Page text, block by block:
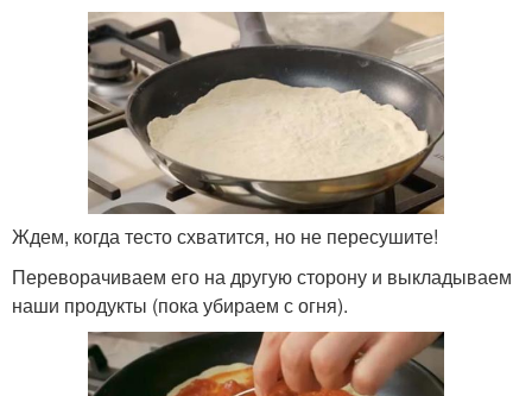
Ждем, когда тесто схватится, но не пересушите!
Переворачиваем его на другую сторону и выкладываем
наши продукты (пока убираем с огня).